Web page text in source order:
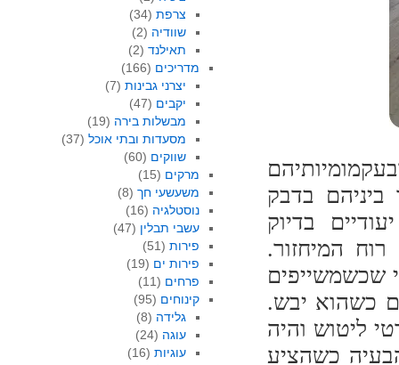
ביניהם בדבק
בדיוק
המיחזור.
שכשמשייפים
כשהוא יבש.
ליטוש והיה
כשהציע
צרפת (34)
שוודיה (2)
תאילנד (2)
מדריכים (166)
יצרני גבינות (7)
יקבים (47)
מבשלות בירה (19)
מסעדות ובתי אוכל (37)
שווקים (60)
מרקים (15)
משעשעי חך(8)
נוסטלגיה (16)
עשבי תבלין (47)
פירות(51)
פירות ים (19)
פרחים (11)
קינוחים (95)
גלידה (8)
עוגה (24)
עוגיות (16)